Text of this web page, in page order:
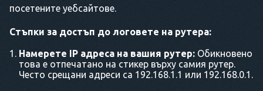
посетените уебсайтове.
Стъпки за достъп до логовете на рутера:
Намерете IP адреса на вашия рутер: Обикновено
това е отпечатано на стикер върху самия рутер.
Често срещани адреси са 192.168.1.1 или 192.168.0.1.